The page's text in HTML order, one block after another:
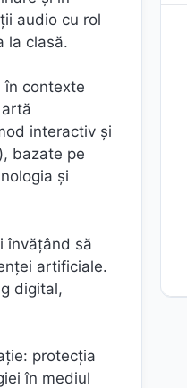
audio cu rol
la clasă.
în contexte
interactiv și
bazate pe
și
învățând să
artificiale.
digital,
protecția
în mediul